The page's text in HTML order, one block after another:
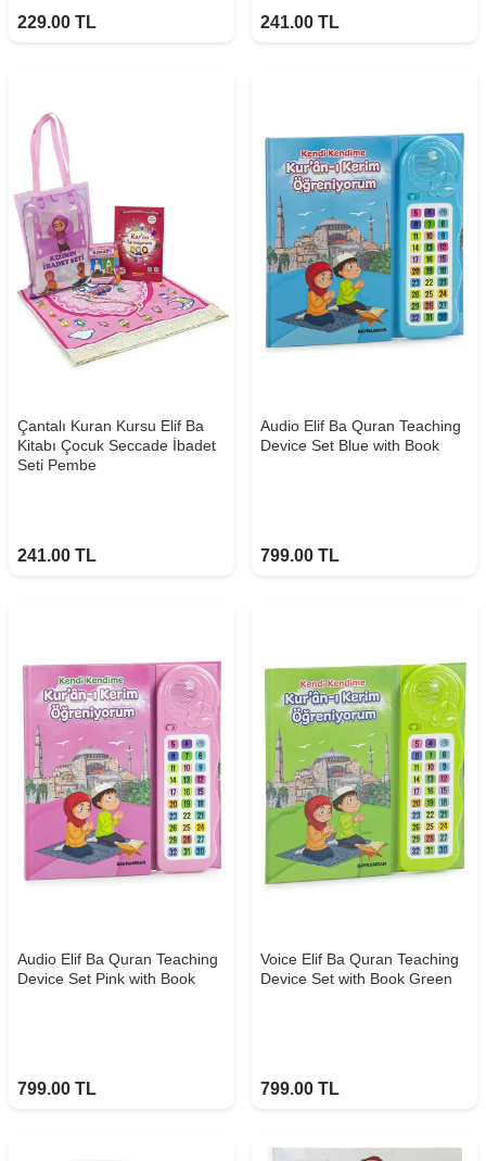
229.00 TL 241.00 TL
Çantalı Kuran Kursu Elif Ba
Kitabı Çocuk Seccade İbadet
Seti Pembe
241.00 TL
Audio Elif Ba Quran Teaching
Device Set Blue with Book
799.00 TL
Audio Elif Ba Quran Teaching
Device Set Pink with Book
799.00 TL
Voice Elif Ba Quran Teaching
Device Set with Book Green
799.00 TL